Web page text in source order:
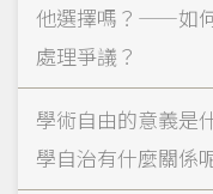
他選擇嗎？——如何
處理爭議？
學術自由的意義是
學自治有什麼關係